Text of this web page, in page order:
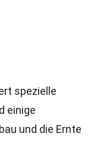
spezielle
einige
und die Ernte